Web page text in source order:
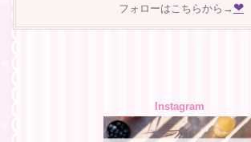
フォローはこちらから→ ❤︎
Instagram